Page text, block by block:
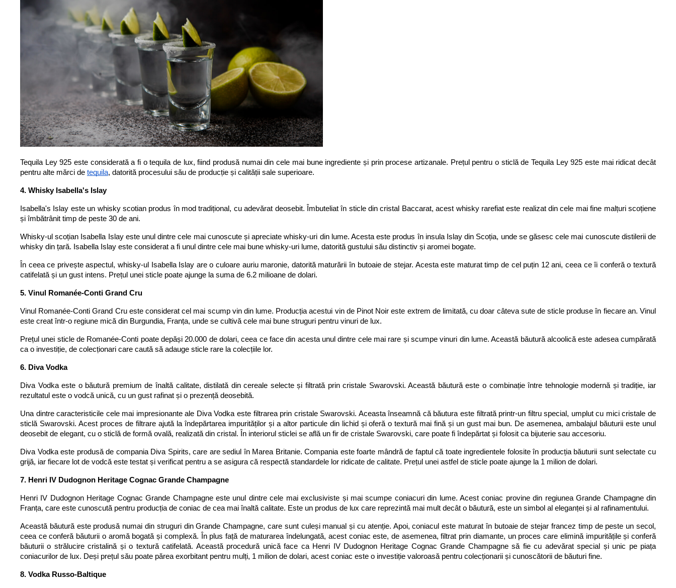
Tequila Ley 925 este considerată a fi o tequila de lux, fiind produsă numai din cele mai bune ingrediente și prin procese artizanale. Prețul pentru o sticlă de Tequila Ley 925 este mai ridicat decât
pentru alte mărci de tequila, datorită procesului său de producție și calității sale superioare.
4. Whisky Isabella's Islay
Isabella's Islay este un whisky scotian produs în mod tradițional, cu adevărat deosebit. Îmbuteliat în sticle din cristal Baccarat, acest whisky rarefiat este realizat din cele mai fine malțuri scoțiene
și îmbătrânit timp de peste 30 de ani.
Whisky-ul scoțian Isabella Islay este unul dintre cele mai cunoscute și apreciate whisky-uri din lume. Acesta este produs în insula Islay din Scoția, unde se găsesc cele mai cunoscute distilerii de
whisky din țară. Isabella Islay este considerat a fi unul dintre cele mai bune whisky-uri lume, datorită gustului său distinctiv și aromei bogate.
În ceea ce privește aspectul, whisky-ul Isabella Islay are o culoare auriu maronie, datorită maturării în butoaie de stejar. Acesta este maturat timp de cel puțin 12 ani, ceea ce îi conferă o textură
catifelată și un gust intens. Prețul unei sticle poate ajunge la suma de 6.2 milioane de dolari.
5. Vinul Romanée-Conti Grand Cru
Vinul Romanée-Conti Grand Cru este considerat cel mai scump vin din lume. Producția acestui vin de Pinot Noir este extrem de limitată, cu doar câteva sute de sticle produse în fiecare an. Vinul
este creat într-o regiune mică din Burgundia, Franța, unde se cultivă cele mai bune struguri pentru vinuri de lux.
Prețul unei sticle de Romanée-Conti poate depăși 20.000 de dolari, ceea ce face din acesta unul dintre cele mai rare și scumpe vinuri din lume. Această băutură alcoolică este adesea cumpărată
ca o investiție, de colecționari care caută să adauge sticle rare la colecțiile lor.
6. Diva Vodka
Diva Vodka este o băutură premium de înaltă calitate, distilată din cereale selecte și filtrată prin cristale Swarovski. Această băutură este o combinație între tehnologie modernă și tradiție, iar
rezultatul este o vodcă unică, cu un gust rafinat și o prezență deosebită.
Una dintre caracteristicile cele mai impresionante ale Diva Vodka este filtrarea prin cristale Swarovski. Aceasta înseamnă că băutura este filtrată printr-un filtru special, umplut cu mici cristale de
sticlă Swarovski. Acest proces de filtrare ajută la îndepărtarea impurităților și a altor particule din lichid și oferă o textură mai fină și un gust mai bun. De asemenea, ambalajul băuturii este unul
deosebit de elegant, cu o sticlă de formă ovală, realizată din cristal. În interiorul sticlei se află un fir de cristale Swarovski, care poate fi îndepărtat și folosit ca bijuterie sau accesoriu.
Diva Vodka este produsă de compania Diva Spirits, care are sediul în Marea Britanie. Compania este foarte mândră de faptul că toate ingredientele folosite în producția băuturii sunt selectate cu
grijă, iar fiecare lot de vodcă este testat și verificat pentru a se asigura că respectă standardele lor ridicate de calitate. Prețul unei astfel de sticle poate ajunge la 1 milion de dolari.
7. Henri IV Dudognon Heritage Cognac Grande Champagne
Henri IV Dudognon Heritage Cognac Grande Champagne este unul dintre cele mai exclusiviste și mai scumpe coniacuri din lume. Acest coniac provine din regiunea Grande Champagne din
Franța, care este cunoscută pentru producția de coniac de cea mai înaltă calitate. Este un produs de lux care reprezintă mai mult decât o băutură, este un simbol al eleganței și al rafinamentului.
Această băutură este produsă numai din struguri din Grande Champagne, care sunt culeși manual și cu atenție. Apoi, coniacul este maturat în butoaie de stejar francez timp de peste un secol,
ceea ce conferă băuturii o aromă bogată și complexă. În plus față de maturarea îndelungată, acest coniac este, de asemenea, filtrat prin diamante, un proces care elimină impuritățile și conferă
băuturii o strălucire cristalină și o textură catifelată. Această procedură unică face ca Henri IV Dudognon Heritage Cognac Grande Champagne să fie cu adevărat special și unic pe piața
coniacurilor de lux. Deși prețul său poate părea exorbitant pentru mulți, 1 milion de dolari, acest coniac este o investiție valoroasă pentru colecționarii și cunoscătorii de băuturi fine.
8. Vodka Russo-Baltique